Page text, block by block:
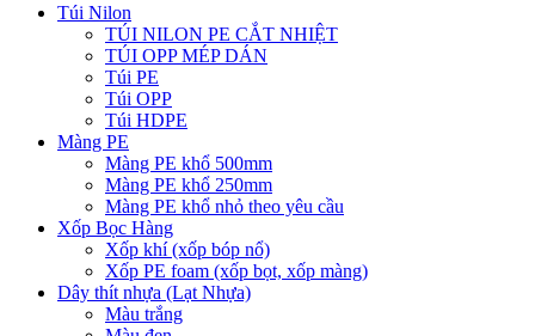
Túi Nilon
TÚI NILON PE CẮT NHIỆT
TÚI OPP MÉP DÁN
Túi PE
Túi OPP
Túi HDPE
Màng PE
Màng PE khổ 500mm
Màng PE khổ 250mm
Màng PE khổ nhỏ theo yêu cầu
Xốp Bọc Hàng
Xốp khí (xốp bóp nổ)
Xốp PE foam (xốp bọt, xốp màng)
Dây thít nhựa (Lạt Nhựa)
Màu trắng